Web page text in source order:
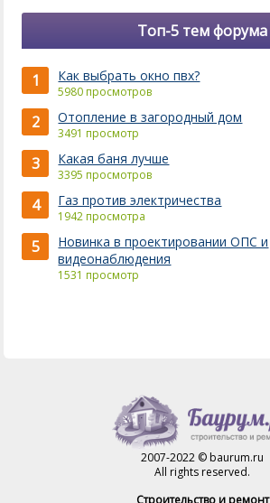
Топ-5 тем форума
1 Как выбрать окно пвх?
5980 просмотров
2 Отопление в загородный дом
3491 просмотр
3 Какая баня лучше
3395 просмотров
4 Газ против электричества
1942 просмотра
5
Новинка в проектировании ОПС и
видеонаблюдения
1531 просмотр
2007-2022 © baurum.ru
All rights reserved.
Строительство и ремонт